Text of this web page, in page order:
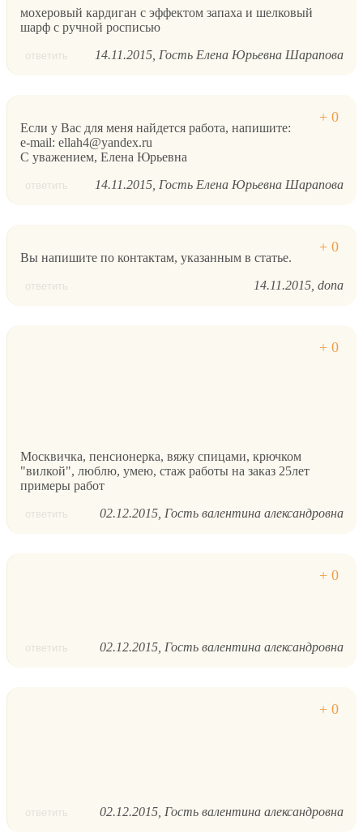
мохеровый кардиган с эффектом запаха и шелковый
шарф с ручной росписью
ответить 14.11.2015 Гость Елена Юрьевна Шарапова
Если у Вас для меня найдется работа, напишите:
e-mail: ellah4@yandex.ru
С уважением, Елена Юрьевна
ответить 14.11.2015 Гость Елена Юрьевна Шарапова
Вы напишите по контактам, указанным в статье.
ответить 14.11.2015 dona
Москвичка, пенсионерка, вяжу спицами, крючком
"вилкой", люблю, умею, стаж работы на заказ 25лет
примеры работ
ответить 02.12.2015 Гость валентина александровна
ответить 02.12.2015 Гость валентина александровна
ответить 02.12.2015 Гость валентина александровна